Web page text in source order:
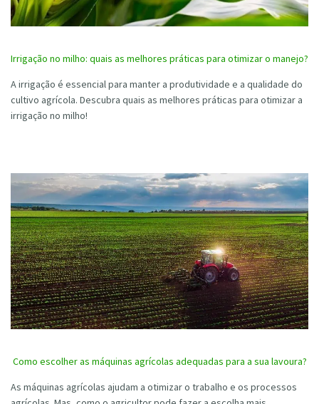
Irrigação no milho: quais as melhores práticas para otimizar o manejo?
A irrigação é essencial para manter a produtividade e a qualidade do
cultivo agrícola. Descubra quais as melhores práticas para otimizar a
irrigação no milho!
Como escolher as máquinas agrícolas adequadas para a sua lavoura?
As máquinas agrícolas ajudam a otimizar o trabalho e os processos